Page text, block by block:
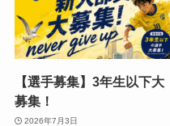
【選手募集】3年生以下大
募集！
2026年7月3日